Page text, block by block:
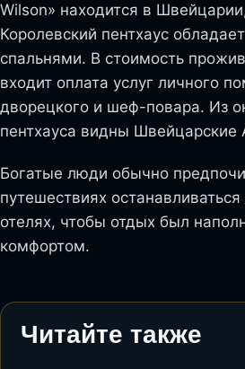
Wilson» находится в
Королевский пентхаус
спальнями. В стоимость
входит оплата услуг личного
дворецкого и шеф-повара. Из
пентхауса видны Швейцарские
Богатые люди обычно
путешествиях
отелях, чтобы отдых был
комфортом.
Читайте также